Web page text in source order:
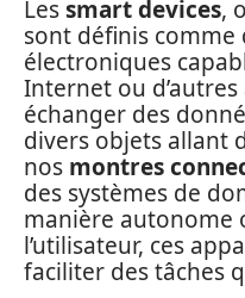
Lessmart devices,
sont définis comme
électroniques
Internet ou
échanger des
divers objets allant
nos montres
des systèmes de
manière autonome
l’utilisateur, ces
faciliter des tâches